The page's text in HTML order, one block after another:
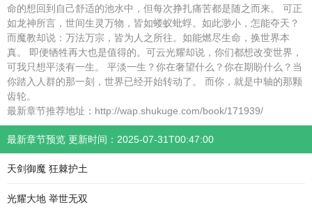
命的想回到自己舒适的池水中，但每次挣扎痛苦都是随之而来。 可正
如龙神所言，世间生灵万物，皆如蝼蚁蚍蜉。如此渺小，怎能夺天？
而魔教却说：万法万宗，皆为人之所往。如能燃尽生命，换世界本
真。 即便牺牲再大也是值得的。可云光耀却说，你们都想改变世界，
可我只想平淡有一生。 平淡一生？你在奢望什么？你在期盼什么？当
你踏入人群的那一刻，世界已经开始转动了。 而你，就是中轴的那颗
齿轮。
最新章节推荐地址：http://wap.shukuge.com/book/171939/
最新章节预览 更新时间：2025-07-31T00:47:00
天剑御魔 狂棘护土
光耀大地 举世无双